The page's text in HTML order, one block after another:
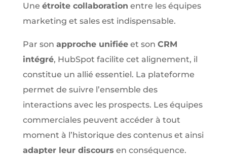
Une étroite collaboration entre les équipes
marketing et sales est indispensable.
Par son approche unifiéeet son CRM
intégré, HubSpot facilite cet alignement, il
constitue un allié essentiel. La plateforme
permet de suivre l’ensemble des
interactions avec les prospects. Les équipes
commerciales peuvent accéder à tout
moment à l’historique des contenus et ainsi
adapter leur discours en conséquence.